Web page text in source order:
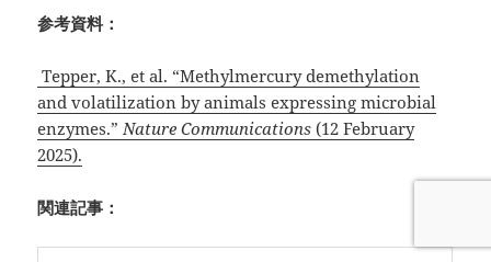
参考資料：
Tepper, K., et al. “Methylmercury demethylation
and volatilization by animals expressing microbial
enzymes.” Nature Communications (12 February
2025).
関連記事：